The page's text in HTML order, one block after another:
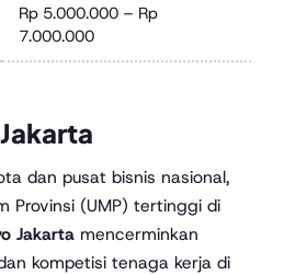
Rp 5.000.000 – Rp
7.000.000
dan pusat bisnis nasional,
Provinsi (UMP) tertinggi di
Jakarta mencerminkan
kompetisi tenaga kerja di